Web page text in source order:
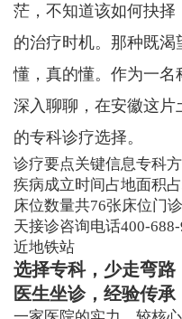
茫，不知道该如何抉
的治疗时机。那种既
懂，真的懂。作为一
深入聊聊，在安徽这
的专科诊疗选择。
诊疗要点关键信息专科
疾病成立时间占地面积
床位数量共76张床位门
天接诊咨询电话400-
近地铁站
选择专科，少走弯路
医生坐诊，经验传承